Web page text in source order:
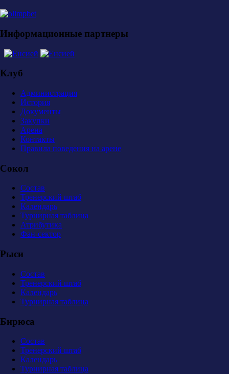
Информационные партнеры
Клуб
Администрация
История
Документы
Закупки
Арена
Контакты
Правила поведения на арене
Сокол
Состав
Тренерский штаб
Календарь
Турнирная таблица
Атрибутика
Фан-сектор
Рыси
Состав
Тренерский штаб
Календарь
Турнирная таблица
Бирюса
Состав
Тренерский штаб
Календарь
Турнирная таблица